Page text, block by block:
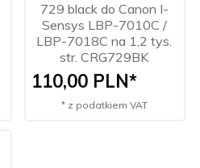
729 black do Canon I-
Sensys LBP-7010C /
LBP-7018C na 1,2 tys.
str. CRG729BK
110,00 PLN*
* z podatkiem VAT